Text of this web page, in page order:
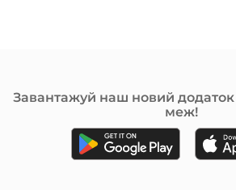
Завантажуй наш новий додаток
меж!